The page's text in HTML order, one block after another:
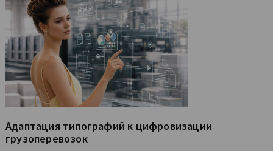
Адаптация типографий к цифровизации
грузоперевозок